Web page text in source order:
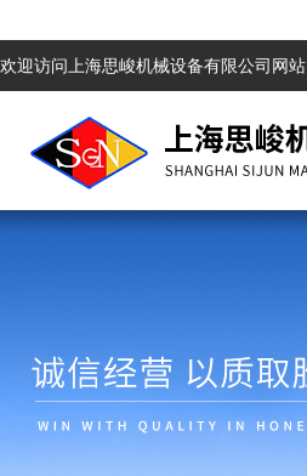
欢迎访问上海思峻机械设备有限公司网站